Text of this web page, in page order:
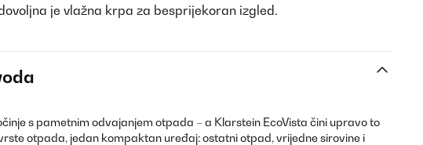
je vlažna krpa za besprijekoran izgled.
s pametnim odvajanjem otpada – a Klarstein EcoVista čini upravo to
otpada, jedan kompaktan uređaj: ostatni otpad, vrijedne sirovine i